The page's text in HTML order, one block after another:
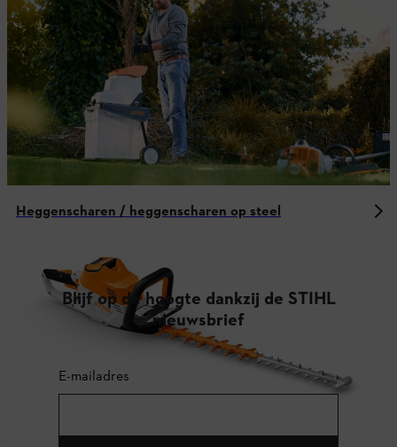
Heggenscharen / heggenscharen op steel
Blijf op de hoogte dankzij de STIHL
nieuwsbrief
E-mailadres